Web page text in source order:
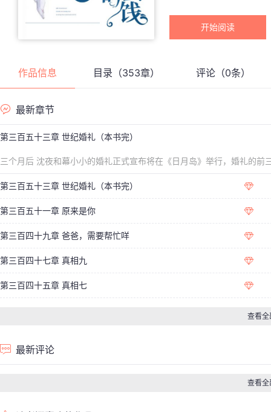
开始阅读
作品信息 目录（353章） 评论（0条）
最新章节
第三百五十三章 世纪婚礼（本书完）
三个月后 沈夜和幕小小的婚礼正式宣布将在《日月岛》举行，婚礼的
必须乘坐飞机过去，所以在婚礼
第三百五十三章 世纪婚礼（本书完）
第三百五十一章 原来是你
第三百四十九章 爸爸，需要帮忙咩
第三百四十七章 真相九
第三百四十五章 真相七
查看全
最新评论
查看全